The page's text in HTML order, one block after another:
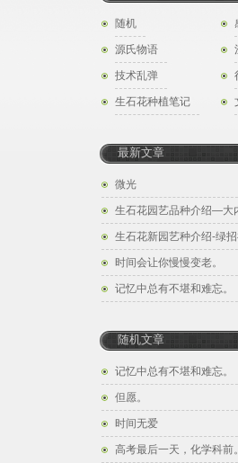
随机
源氏物语
技术乱弹
生石花种植笔记
最新文章
微光
生石花园艺品种介绍—大
生石花新园艺种介绍-绿
时间会让你慢慢变老。
记忆中总有不堪和难忘。
随机文章
记忆中总有不堪和难忘。
但愿。
时间无爱
高考最后一天，化学科前。